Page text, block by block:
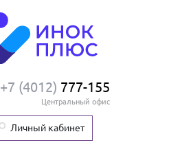
+7 (4012) 777-155
Центральный офис
Личный кабинет